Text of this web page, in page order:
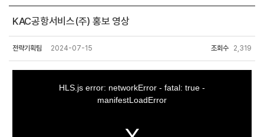
KAC공항서비스(주) 홍보 영상
전략기획팀 2024-07-15 조회수 2,319
HLS.js error: networkError - fatal: true -
manifestLoadError